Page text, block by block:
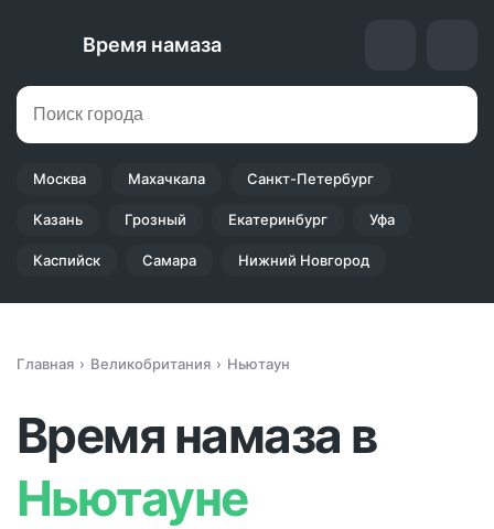
Время намаза
Москва Махачкала Санкт-Петербург
Казань Грозный Екатеринбург Уфа
Каспийск Самара Нижний Новгород
Главная Великобритания Ньютаун
Время намаза в
Ньютауне